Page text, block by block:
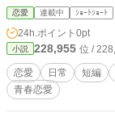
告白する』
恋愛 連載中 ｼｮｰﾄｼｮｰﾄ
24h.ポイント 0pt
小説 228,955 位 /
恋愛 日常 短編
青春恋愛